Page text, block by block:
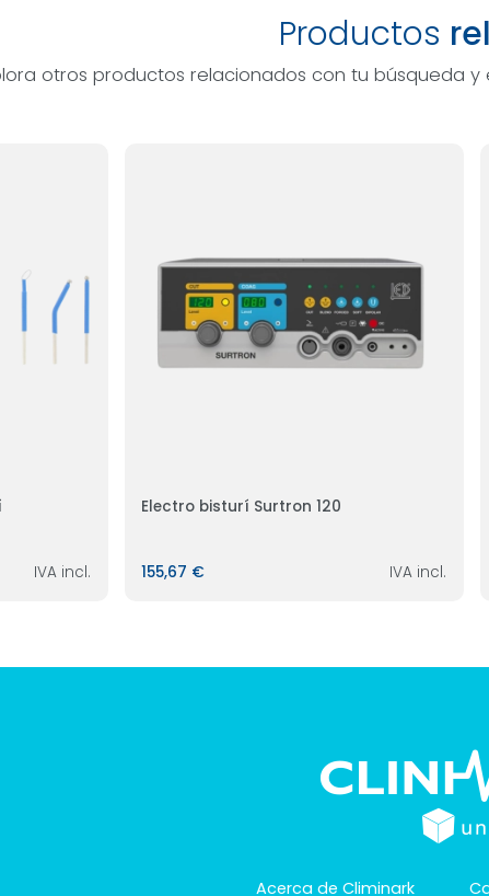
Productos
otros productos relacionados con tu búsqueda
IVA incl.
Electro bisturí Surtron 120
155,67 € IVA incl.
Acerca de Climinark